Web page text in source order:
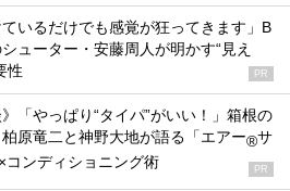
ているだけでも感覚が狂ってきます」B
ューター・安藤周人が明かす“見え
性
PR
》「やっぱり“タイパ”がいい！」箱根の
原竜二と神野大地が語る「エアー®サ
×コンディショニング術 PR